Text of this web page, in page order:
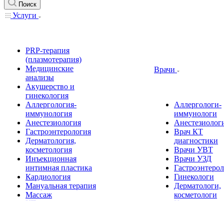
Поиск
Услуги
PRP-терапия
(плазмотерапия)
Медицинские
анализы
Акушерство и
гинекология
Аллергология-
иммунология
Анестезиология
Гастроэнтерология
Дерматология,
косметология
Инъекционная
интимная пластика
Кардиология
Мануальная терапия
Массаж
Врачи
Аллергологи-
иммунологи
Врач КТ
диагностики
Врачи УВТ
Врачи УЗД
Гинекологи
Дерматологи,
косметологи